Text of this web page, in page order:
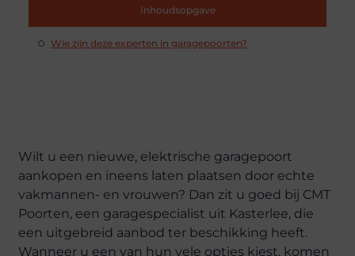
Inhoudsopgave
Wie zijn deze experten in garagepoorten?
Wilt u een nieuwe, elektrische garagepoort
aankopen en ineens laten plaatsen door echte
vakmannen- en vrouwen? Dan zit u goed bij CMT
Poorten, een garagespecialist uit Kasterlee, die
een uitgebreid aanbod ter beschikking heeft.
Wanneer u een van hun vele opties kiest, komen